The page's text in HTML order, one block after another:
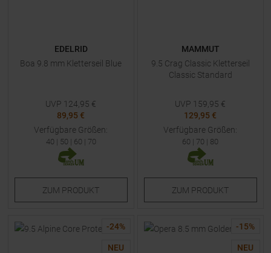
EDELRID
Boa 9.8 mm Kletterseil Blue
UVP 124,95 €
89,95 €
Verfügbare Größen:
40 | 50 | 60 | 70
ZUM PRODUKT
MAMMUT
9.5 Crag Classic Kletterseil
Classic Standard
UVP 159,95 €
129,95 €
Verfügbare Größen:
60 | 70 | 80
ZUM PRODUKT
-24%
NEU
-15%
NEU